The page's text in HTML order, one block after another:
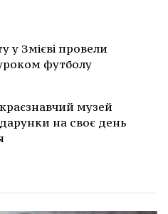
у Змієві провели
футболу
музей
на своє день